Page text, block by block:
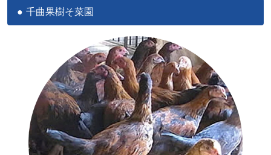
千曲果樹そ菜園